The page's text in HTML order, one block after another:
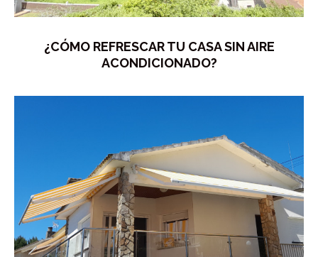
¿CÓMO REFRESCAR TU CASA SIN AIRE
ACONDICIONADO?